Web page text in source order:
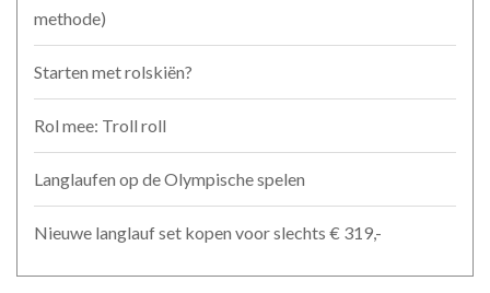
methode)
Starten met rolskiën?
Rol mee: Troll roll
Langlaufen op de Olympische spelen
Nieuwe langlauf set kopen voor slechts € 319,-